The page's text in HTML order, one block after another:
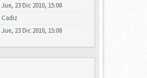
Jue, 23 Dic 2010, 15:08
Cadiz
Jue, 23 Dic 2010, 15:08